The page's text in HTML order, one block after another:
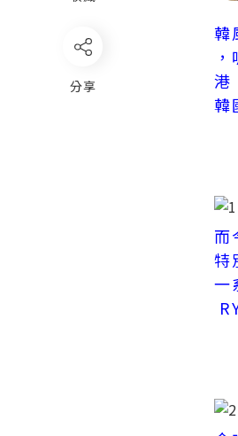
分享
韓
港
韓
而
特
一